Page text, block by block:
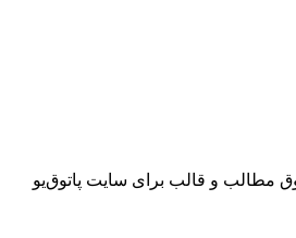
و قالب برای سایت پاتوق‌یو